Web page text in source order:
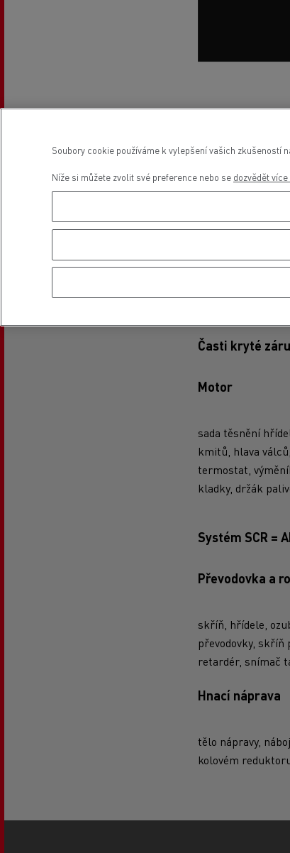
Časti kryté
Motor
sada těsnění
kmitů, hlava
termostat,
kladky, držák
Systém SCR =
Převodovka a
skříň, hřídele,
převodovky, skříň
retardér, snímač
Hnací náprava
tělo nápravy,
kolovém
Soubory cookie používáme k vylepšení vašich zkušeností
Níže si můžete zvolit své preference nebo se dozvědět